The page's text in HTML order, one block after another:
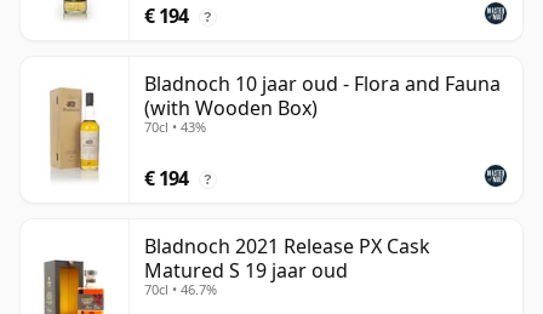
€ 194 ?
Bladnoch 10 jaar oud - Flora and Fauna
(with Wooden Box)
70cl • 43%
€ 194 ?
Bladnoch 2021 Release PX Cask
Matured S 19 jaar oud
70cl • 46.7%